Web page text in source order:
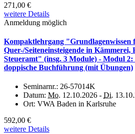
271,00 €
weitere Details
Anmeldung möglich
Kompaktlehrgang "Grundlagenwissen
Quer-/Seiteneinsteigende in
Steueramt" (insg. 3 Module) - Modul
doppische Buchführung (mit Übungen)
Seminarnr.: 26-57014K
Datum: Mo. 12.10.2026 - Di.
Ort: VWA Baden in Karlsruhe
592,00 €
weitere Details